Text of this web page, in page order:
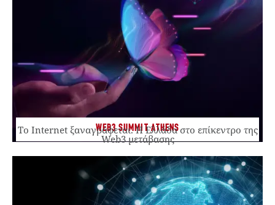
WEB3 SUMMIT ATHENS
Το Internet ξαναγράφεται. Η Ελλάδα στο επίκεντρο της
Web3 μετάβασης